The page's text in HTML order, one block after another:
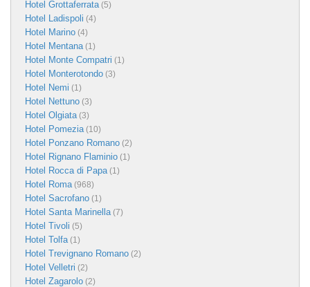
Hotel Grottaferrata(5)
Hotel Ladispoli (4)
Hotel Marino (4)
Hotel Mentana(1)
Hotel Monte Compatri (1)
Hotel Monterotondo (3)
Hotel Nemi (1)
Hotel Nettuno (3)
Hotel Olgiata(3)
Hotel Pomezia(10)
Hotel Ponzano Romano (2)
Hotel Rignano Flaminio (1)
Hotel Rocca di Papa(1)
Hotel Roma(968)
Hotel Sacrofano (1)
Hotel Santa Marinella(7)
Hotel Tivoli (5)
Hotel Tolfa(1)
Hotel Trevignano Romano (2)
Hotel Velletri (2)
Hotel Zagarolo (2)